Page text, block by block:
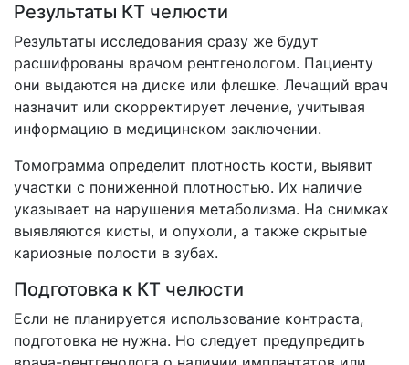
Результаты КТ челюсти
Результаты исследования сразу же будут
расшифрованы врачом рентгенологом. Пациенту
они выдаются на диске или флешке. Лечащий врач
назначит или скорректирует лечение, учитывая
информацию в медицинском заключении.
Томограмма определит плотность кости, выявит
участки с пониженной плотностью. Их наличие
указывает на нарушения метаболизма. На снимках
выявляются кисты, и опухоли, а также скрытые
кариозные полости в зубах.
Подготовка к КТ челюсти
Если не планируется использование контраста,
подготовка не нужна. Но следует предупредить